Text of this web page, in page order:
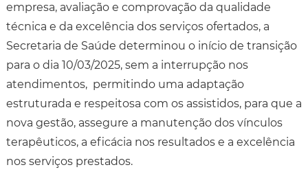
empresa, avaliação e comprovação da qualidade
técnica e da excelência dos serviços ofertados, a
Secretaria de Saúde determinou o início de transição
para o dia 10/03/2025, sem a interrupção nos
atendimentos, permitindo uma adaptação
estruturada e respeitosa com os assistidos, para que a
nova gestão, assegure a manutenção dos vínculos
terapêuticos, a eficácia nos resultados e a excelência
nos serviços prestados.